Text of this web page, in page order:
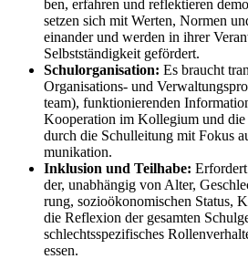
ben, er­fah­ren und re­flek­tie­ren
set­zen sich mit Wer­ten, Nor­men
ein­an­der und wer­den in ih­rer
Selbst­stän­dig­keit ge­för­dert.
Schul­or­ga­ni­sa­ti­on: Es braucht
Or­ga­ni­sa­ti­ons- und
team), funk­tio­nie­ren­den
Ko­ope­ra­ti­on im Kol­le­gi­um und die
durch die Schul­lei­tung mit Fo­kus
mu­ni­ka­ti­on.
In­klu­si­on und Teil­ha­be:
der, un­ab­hän­gig von Al­ter,
rung, so­zio­öko­no­mi­schen Sta­tus,
die Re­fle­xi­on der ge­sam­ten
schlechts­spe­zi­fi­sches
es­sen.